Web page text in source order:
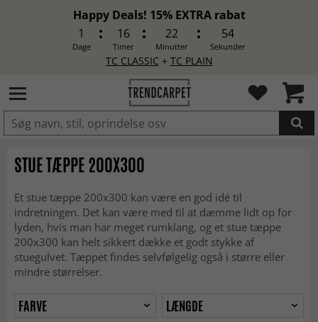
Happy Deals! 15% EXTRA rabat
1
Dage
16
Timer
22
Minutter
52
Sekunder
TC CLASSIC + TC PLAIN
LAGT I INDKØBSKURVEN.
STUE TÆPPE 200X300
Et stue tæppe 200x300 kan være en god idé til
indretningen. Det kan være med til at dæmme lidt op for
lyden, hvis man har meget rumklang, og et stue tæppe
200x300 kan helt sikkert dække et godt stykke af
stuegulvet. Tæppet findes selvfølgelig også i større eller
mindre størrelser.
FARVE
LÆNGDE